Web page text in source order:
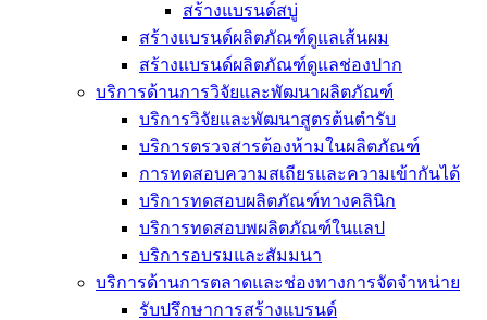
สร้างแบรนด์สบู่
สร้างแบรนด์ผลิตภัณฑ์ดูแลเส้นผม
สร้างแบรนด์ผลิตภัณฑ์ดูแลช่องปาก
บริการด้านการวิจัยและพัฒนาผลิตภัณฑ์
บริการวิจัยและพัฒนาสูตรต้นตำรับ
บริการตรวจสารต้องห้ามในผลิตภัณฑ์
การทดสอบความสเถียรและความเข้ากันได้
บริการทดสอบผลิตภัณฑ์ทางคลินิก
บริการทดสอบพผลิตภัณฑ์ในแลป
บริการอบรมและสัมมนา
บริการด้านการตลาดและช่องทางการจัดจำหน่าย
รับปรึกษาการสร้างแบรนด์